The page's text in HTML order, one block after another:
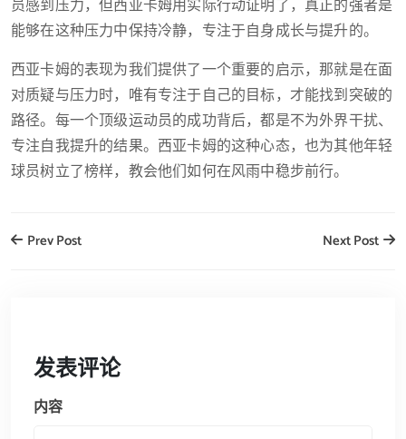
员感到压力，但西亚卡姆用实际行动证明了，真正的强者是
能够在这种压力中保持冷静，专注于自身成长与提升的。
西亚卡姆的表现为我们提供了一个重要的启示，那就是在面
对质疑与压力时，唯有专注于自己的目标，才能找到突破的
路径。每一个顶级运动员的成功背后，都是不为外界干扰、
专注自我提升的结果。西亚卡姆的这种心态，也为其他年轻
球员树立了榜样，教会他们如何在风雨中稳步前行。
Prev Post Next Post
发表评论
内容